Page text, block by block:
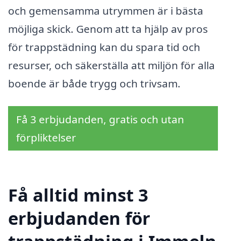
och gemensamma utrymmen är i bästa
möjliga skick. Genom att ta hjälp av pros
för trappstädning kan du spara tid och
resurser, och säkerställa att miljön för alla
boende är både trygg och trivsam.
Få 3 erbjudanden, gratis och utan
förpliktelser
Få alltid minst 3
erbjudanden för